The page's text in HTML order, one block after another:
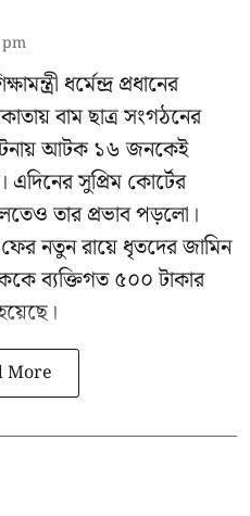
pm
ধর্মেন্দ্র প্রধানের
বাম ছাত্র সংগঠনের
ঘটনায় আটক ১৬ জনকেই
সুপ্রিম কোর্টের
তার প্রভাব পড়লো।
নতুন রায়ে ধৃতদের জামিন
ব্যক্তিগত ৫০০ টাকার
More